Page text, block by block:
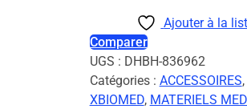
Ajouter à la
Comparer
UGS : DHBH-836962
Catégories : ACCESSOIRES,
XBIOMED, MATERIELS